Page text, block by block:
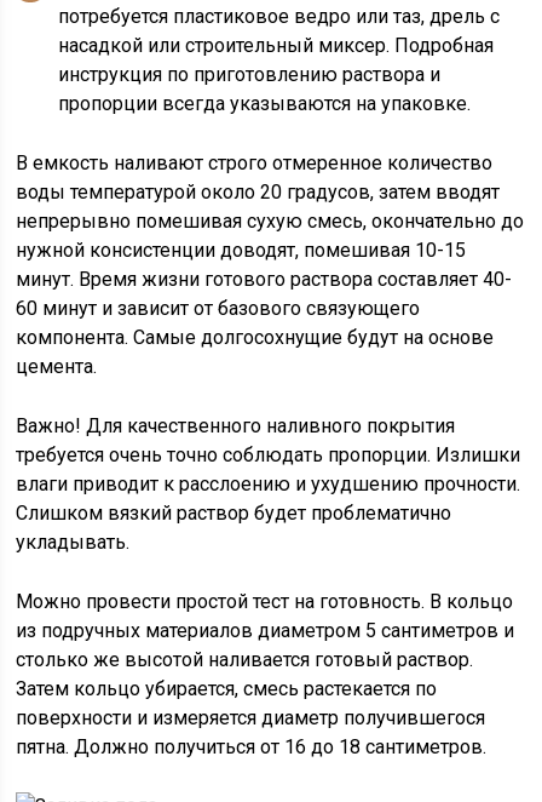
потребуется пластиковое ведро или таз, дрель с
насадкой или строительный миксер. Подробная
инструкция по приготовлению раствора и
пропорции всегда указываются на упаковке.
В емкость наливают строго отмеренное количество
воды температурой около 20 градусов, затем вводят
непрерывно помешивая сухую смесь, окончательно до
нужной консистенции доводят, помешивая 10-15
минут. Время жизни готового раствора составляет 40-
60 минут и зависит от базового связующего
компонента. Самые долгосохнущие будут на основе
цемента.
Важно! Для качественного наливного покрытия
требуется очень точно соблюдать пропорции. Излишки
влаги приводит к расслоению и ухудшению прочности.
Слишком вязкий раствор будет проблематично
укладывать.
Можно провести простой тест на готовность. В кольцо
из подручных материалов диаметром 5 сантиметров и
столько же высотой наливается готовый раствор.
Затем кольцо убирается, смесь растекается по
поверхности и измеряется диаметр получившегося
пятна. Должно получиться от 16 до 18 сантиметров.